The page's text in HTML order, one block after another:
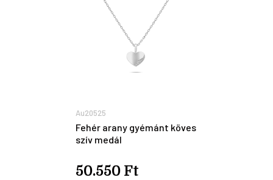
Au20525
Fehér arany gyémánt köves
szív medál
50.550 Ft